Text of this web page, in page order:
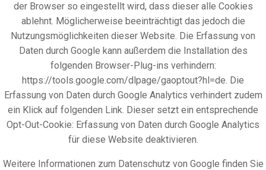
der Browser so eingestellt wird, dass dieser alle Cookies
ablehnt. Möglicherweise beeinträchtigt das jedoch die
Nutzungsmöglichkeiten dieser Website. Die Erfassung von
Daten durch Google kann außerdem die Installation des
folgenden Browser-Plug-ins verhindern:
https://tools.google.com/dlpage/gaoptout?hl=de. Die
Erfassung von Daten durch Google Analytics verhindert zudem
ein Klick auf folgenden Link. Dieser setzt ein entsprechende
Opt-Out-Cookie: Erfassung von Daten durch Google Analytics
für diese Website deaktivieren.
Weitere Informationen zum Datenschutz von Google finden Sie